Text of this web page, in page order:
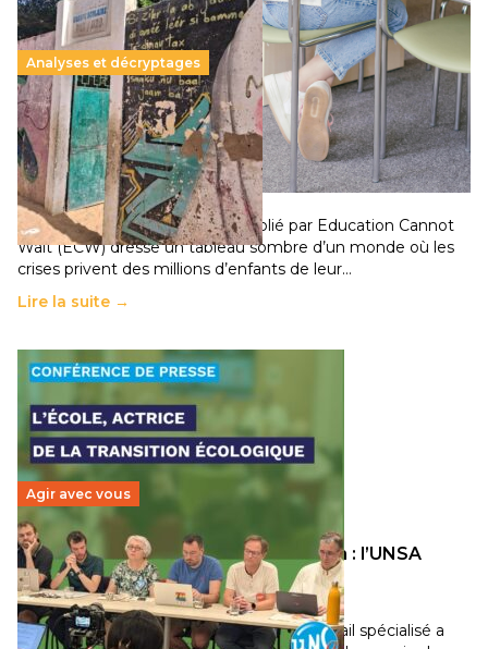
Analyses et décryptages
258 millions d’enfants victimes de la guerre, des
chocs climatiques et des déplacements de
population
11 juillet 2026- National
Un nouveau rapport mondial publié par Education Cannot
Wait (ECW) dresse un tableau sombre d’un monde où les
crises privent des millions d’enfants de leur…
Lire la suite →
Agir avec vous
Transition écologique de l’éducation : l’UNSA
Éducation fait bouger les lignes
30 juin 2026-National
Pendant plusieurs mois, un groupe de travail spécialisé a